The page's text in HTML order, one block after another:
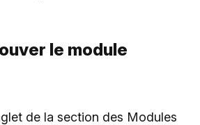
le module
de la section des Modules